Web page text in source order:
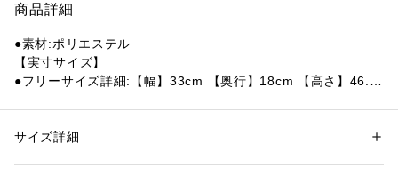
商品詳細
●素材:ポリエステル
【実寸サイズ】
●フリーサイズ詳細:【幅】33cm 【奥行】18cm 【高さ】46.5
●メーカーカラー表記:ブラック・19
性別：レディース
サイズ詳細